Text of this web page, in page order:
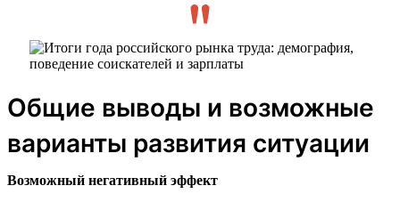
Общие выводы и возможные
варианты развития ситуации
Возможный негативный эффект